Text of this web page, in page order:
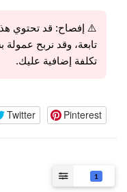
⚠️ إفصاح: قد تحتوي
تابعة، وقد نربح
تكلفة إضافية عليك.
Twitter Pinterest
1